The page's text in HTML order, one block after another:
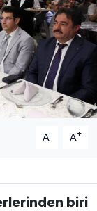
A- A+
biri